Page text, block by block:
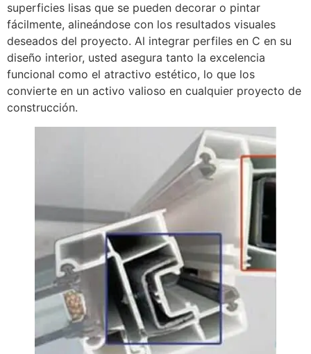
superficies lisas que se pueden decorar o pintar
fácilmente, alineándose con los resultados visuales
deseados del proyecto. Al integrar perfiles en C en su
diseño interior, usted asegura tanto la excelencia
funcional como el atractivo estético, lo que los
convierte en un activo valioso en cualquier proyecto de
construcción.